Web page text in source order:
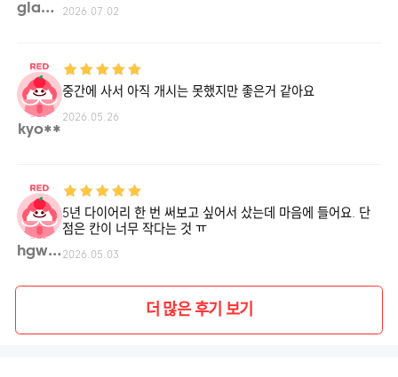
glad** 2026.07.02
kyo**
중간에 사서 아직 개시는 못했지만 좋은거 같아요
2026.05.26
hgwom**
5년 다이어리 한 번 써보고 싶어서 샀는데 마음에 들어요. 단
점은 칸이 너무 작다는 것 ㅠ
2026.05.03
더 많은 후기 보기